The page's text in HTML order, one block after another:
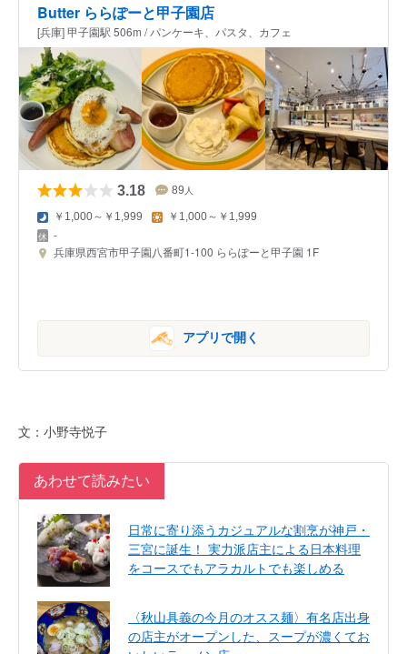
Butter ららぽーと甲子園店
[兵庫] 甲子園駅 506m / パンケーキ、パスタ、カフェ
3.18 89 人
￥1,000～￥1,999 ￥1,000～￥1,999
-
兵庫県西宮市甲子園八番町1-100 ららぽーと甲子園 1F
アプリで開く
文：小野寺悦子
あわせて読みたい
日常に寄り添うカジュアルな割烹が神戸・
三宮に誕生！ 実力派店主による日本料理
をコースでもアラカルトでも楽しめる
〈秋山具義の今月のオスス麺〉有名店出身
の店主がオープンした、スープが濃くてお